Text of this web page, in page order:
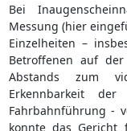
Bei
Messung (hier
Einzelheiten –
Betroffenen auf
Abstands zum
Erkennbarkeit
Fahrbahnführung -
konnte das Gericht